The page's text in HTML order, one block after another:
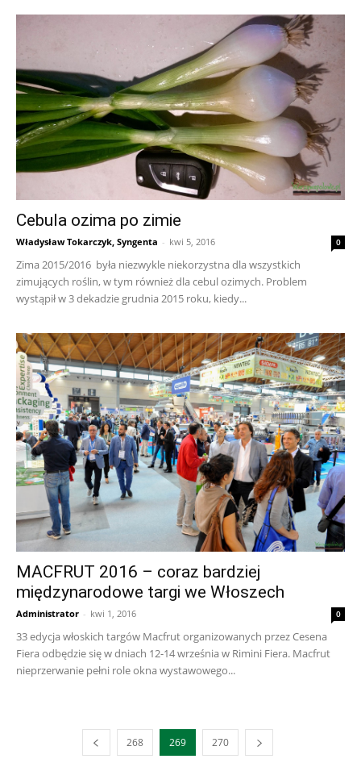
Cebula ozima po zimie
Władysław Tokarczyk, Syngenta - kwi 5, 2016 0
Zima 2015/2016 była niezwykle niekorzystna dla wszystkich
zimujących roślin, w tym również dla cebul ozimych. Problem
wystąpił w 3 dekadzie grudnia 2015 roku, kiedy...
MACFRUT 2016 – coraz bardziej
międzynarodowe targi we Włoszech
Administrator - kwi 1, 2016 0
33 edycja włoskich targów Macfrut organizowanych przez Cesena
Fiera odbędzie się w dniach 12-14 września w Rimini Fiera. Macfrut
nieprzerwanie pełni role okna wystawowego...
268 269 270